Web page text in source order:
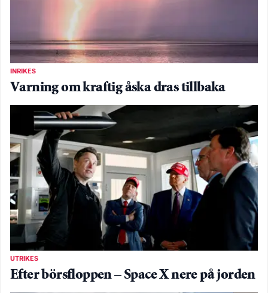
INRIKES
Varning om kraftig åska dras tillbaka
UTRIKES
Efter börsfloppen – Space X nere på jorden